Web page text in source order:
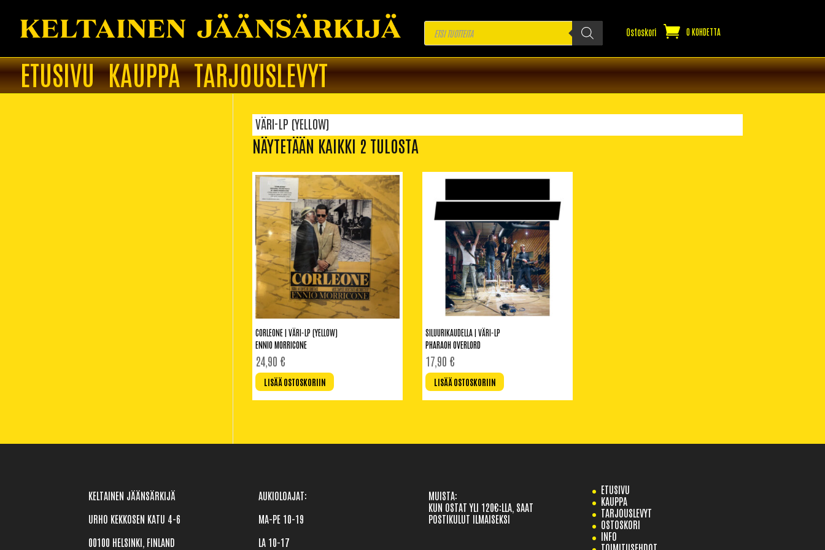
Products
search
Ostoskori 0 KOHDETTA
ETUSIVU KAUPPA TARJOUSLEVYT
VÄRI-LP (YELLOW)
NÄYTETÄÄN KAIKKI 2 TULOSTA
CORLEONE | VÄRI-LP (YELLOW)
ENNIO MORRICONE
24,90€
LISÄÄ OSTOSKORIIN
SILUURIKAUDELLA | VÄRI-LP
PHARAOH OVERLORD
17,90€
LISÄÄ OSTOSKORIIN
KELTAINEN JÄÄNSÄRKIJÄ
URHO KEKKOSEN KATU 4-6
00100 HELSINKI, FINLAND
AUKIOLOAJAT:
MA-PE 10-19
LA 10-17
MUISTA:
KUN OSTAT YLI 120€:LLA, SAAT
POSTIKULUT ILMAISEKSI
ETUSIVU
KAUPPA
TARJOUSLEVYT
OSTOSKORI
INFO
TOIMITUSEHDOT